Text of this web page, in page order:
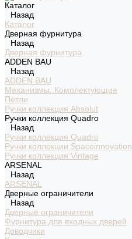
Каталог
Назад
Каталог
Дверная фурнитура
Назад
Дверная фурнитура
ADDEN BAU
Назад
ADDEN BAU
Механизмы, Комплектующие
Петли
Ручки коллекция Absolut
Ручки коллекция Quadro
Назад
Ручки коллекция Quadro
Ручки коллекции Spaceinnovation
Ручки коллекция Vintage
ARSENAL
Назад
ARSENAL
Дверные ограничители
Назад
Дверные ограничители
Фурнитура для входных дверей
Доводчики